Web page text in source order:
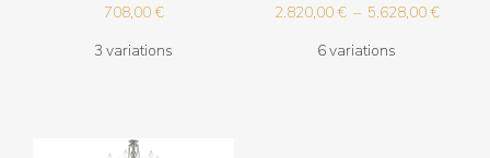
708,00€
3 variations
2.820,00€ – 5.628,00€Plage
6 variations